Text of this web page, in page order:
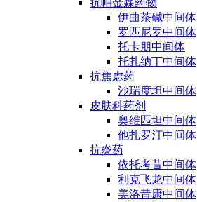
抗帕金森药物
伊曲茶碱中间体
罗匹尼罗中间体
托卡朋中间体
托扎纳丁中间体
抗焦虑药
沙瑞度坦中间体
皮肤科药剂
奥维匹坦中间体
他扎罗汀中间体
抗炎药
依托考昔中间体
利克飞龙中间体
美洛昔康中间体